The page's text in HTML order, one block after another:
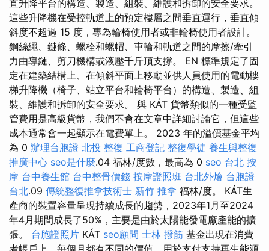
直升降平台的構造、製造、組裝、維護和拆卸的安全要求。
這些升降機在受控軌道上的預定樓層之間垂直運行，垂直傾
斜度不超過 15 度，專為輪椅使用者或非輪椅使用者設計。
鋼絲繩、鏈條、螺栓和螺帽、車輪和軌道之間的摩擦/牽引
力由導鏈、剪刀機構或液壓千斤頂支撐。 EN 標準規定了固
定在建築結構上、在傾斜平面上移動並供人員使用的電動樓
梯升降機（椅子、站立平台和輪椅平台）的構造、製造、組
裝、維護和拆卸的安全要求。 與 KÁT 貨幣類似的一種受監
管費用是高級貨幣，我們不會在文章中詳細討論它，但這些
成本通常會一起顯示在電費單上。 2023 年的溢價基金平均
為 0 辦理台胞證 北投 整復 工商登記 整復學徒 養生與整復
推廣中心 seo是什麼.04 福林/度數，最高為 0 seo 台北 按
摩 台中養生館 台中整骨價錢 按摩證照班 台北外燴 台胞證
台北.09 傳統整復推拿技術士 新竹 推拿 福林/度。 KÁT生
產商的裝置容量呈現持續成長的趨勢，2023年1月至2024
年4月期間成長了50%，主要是由於太陽能發電廠產能的擴
張。 台胞證照片 KÁT seo顧問 士林 撥筋 基金出現在消費
者帳戶上，每個月都有不同的價值，用於支付支持再生能源